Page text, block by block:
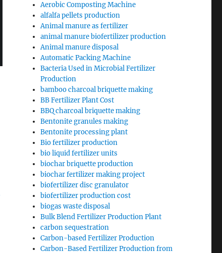
Aerobic Composting Machine
alfalfa pellets production
Animal manure as fertilizer
animal manure biofertilizer production
Animal manure disposal
Automatic Packing Machine
Bacteria Used in Microbial Fertilizer
Production
bamboo charcoal briquette making
BB Fertilizer Plant Cost
BBQ charcoal briquette making
Bentonite granules making
Bentonite processing plant
Bio fertilizer production
bio liquid fertilizer units
biochar briquette production
biochar fertilizer making project
biofertilizer disc granulator
biofertilizer production cost
biogas waste disposal
Bulk Blend Fertilizer Production Plant
carbon sequestration
Carbon-based Fertilizer Production
Carbon-Based Fertilizer Production from